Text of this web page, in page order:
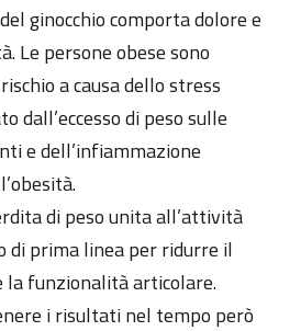
ginocchio comporta dolore e
Le persone obese sono
a causa dello stress
dall’eccesso di peso sulle
e dell’infiammazione
di peso unita all’attività
di prima linea per ridurre il
la funzionalità articolare.
i risultati nel tempo però